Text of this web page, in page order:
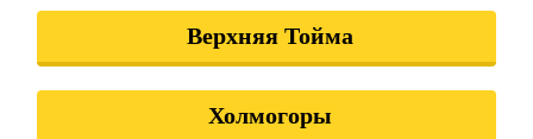
Верхняя Тойма
Холмогоры